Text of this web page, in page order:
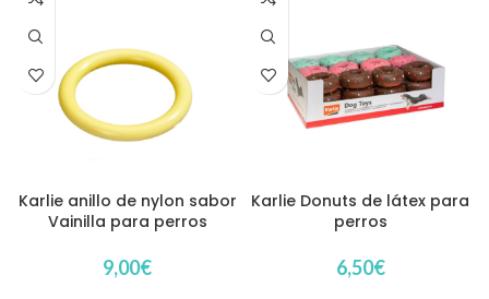
Karlie anillo de nylon sabor
Vainilla para perros
9,00€
Karlie Donuts de látex para
perros
6,50€